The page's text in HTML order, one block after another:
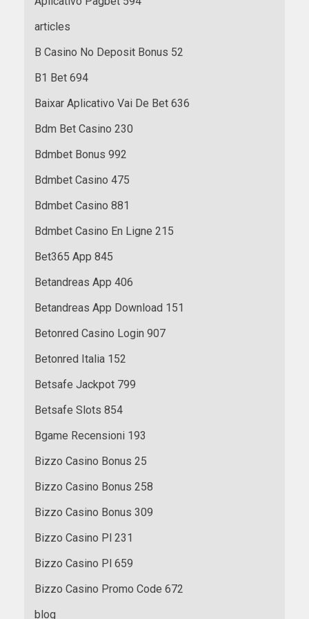
articles
B Casino No Deposit Bonus 52
B1 Bet 694
Baixar Aplicativo Vai De Bet 636
Bdm Bet Casino 230
Bdmbet Bonus 992
Bdmbet Casino 475
Bdmbet Casino 881
Bdmbet Casino En Ligne 215
Bet365 App 845
Betandreas App 406
Betandreas App Download 151
Betonred Casino Login 907
Betonred Italia 152
Betsafe Jackpot 799
Betsafe Slots 854
Bgame Recensioni 193
Bizzo Casino Bonus 25
Bizzo Casino Bonus 258
Bizzo Casino Bonus 309
Bizzo Casino Pl 231
Bizzo Casino Pl 659
Bizzo Casino Promo Code 672
blog